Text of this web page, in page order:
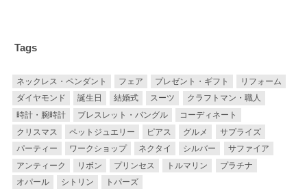
Tags
ネックレス・ペンダント フェア プレゼント・ギフト
リフォーム
ダイヤモンド
誕生日 結婚式 スーツ
クラフトマン・職人
時計・腕時計
ブレスレット・バングル
コーディネート
クリスマス
ペットジュエリー ピアス グルメ
サプライズ
パーティー
ワークショップ ネクタイ シルバー
サファイア
アンティーク
リボン プリンセス トルマリン
プラチナ
オパール
シトリン トパーズ